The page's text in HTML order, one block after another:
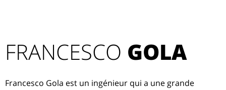
FRANCESCO GOLA
Francesco Gola est un ingénieur qui a une grande